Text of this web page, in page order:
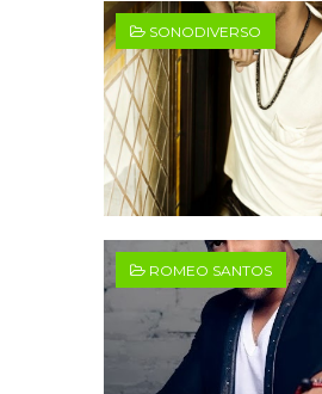
SONODIVERSO
ROMEO SANTOS